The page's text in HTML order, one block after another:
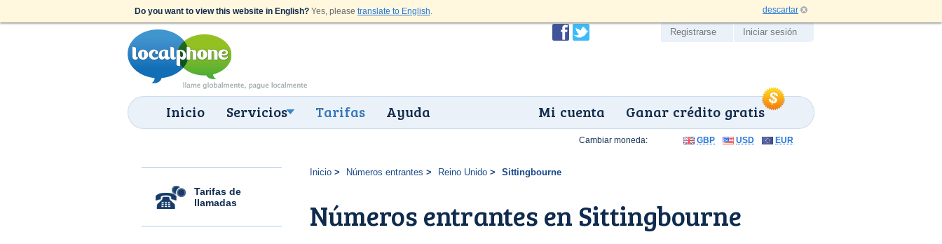
Do you want to view this website in English? Yes, please translate to English. descartar
Inicio Servicios Tarifas Ayuda Ganar crédito gratis
Mi cuenta
Registrarse Iniciar sesión
Tarifas de
llamadas
Inicio Números entrantes Reino Unido Sittingbourne
Números entrantes en Sittingbourne
Cambiar moneda: GBP USD EUR